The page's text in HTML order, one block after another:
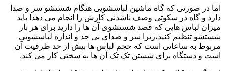
اما در صورتی که گاه ماشین لباسشویی هنگام شستشو سر و صدا
دارد و گاه در سکوتی وصف ناشدنی کارش را انجام می دهد! باید
میزان لباس هایی که قصد شستشوی آن ها را دارید برای هر بار
شستشو تنظیم کنید،زیرا سر و صدای بی حد و اندازه لباسشویی
مربوط به ساعاتی است که حجم لباس ها بیش از حد ظرفیت آن
است و دستگاه برای شستن تک تک آن ها به سختی کار می کند.